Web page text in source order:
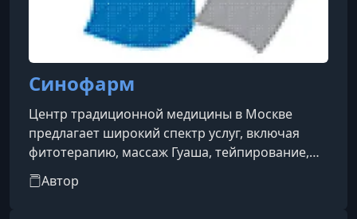
Синофарм
Центр традиционной медицины в Москве
предлагает широкий спектр услуг, включая
фитотерапию, массаж Гуаша, тейпирование,
мануальную терапию и рефлексотерапию.
Специалисты центра имеют многолетний
Автор